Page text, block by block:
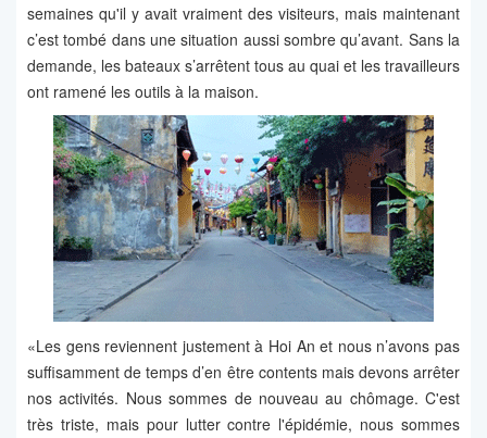
semaines qu'il y avait vraiment des visiteurs, mais maintenant
c’est tombé dans une situation aussi sombre qu’avant. Sans la
demande, les bateaux s’arrêtent tous au quai et les travailleurs
ont ramené les outils à la maison.
«Les gens reviennent justement à Hoi An et nous n’avons pas
suffisamment de temps d’en être contents mais devons arrêter
nos activités. Nous sommes de nouveau au chômage. C'est
très triste, mais pour lutter contre l'épidémie, nous sommes